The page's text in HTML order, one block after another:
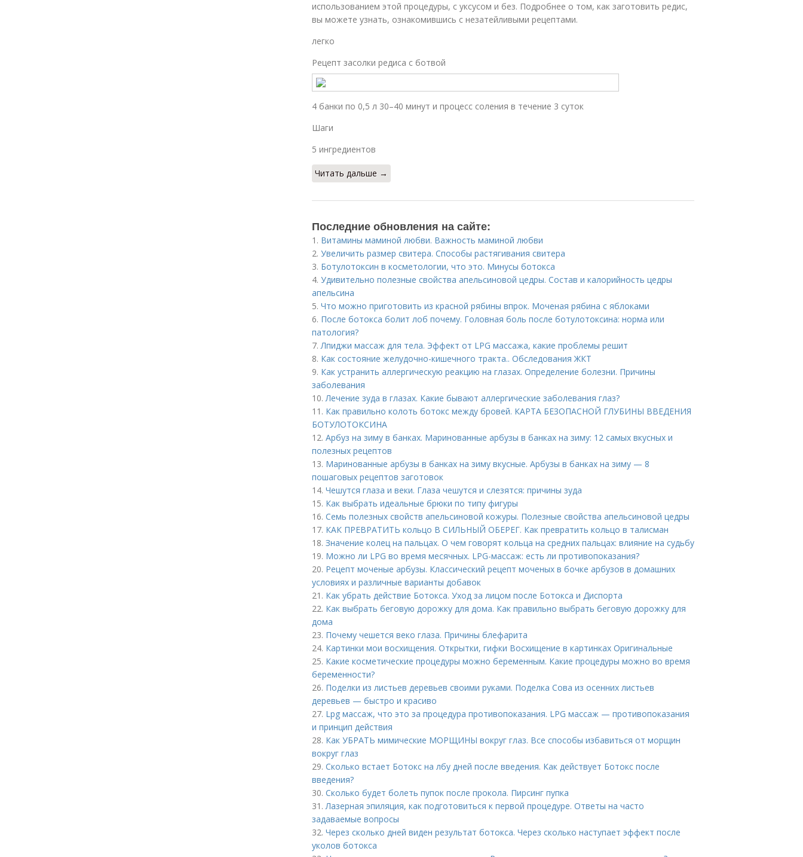
использованием этой процедуры, с уксусом и без. Подробнее о том, как заготовить редис,
вы можете узнать, ознакомившись с незатейливыми рецептами.
легко
Рецепт засолки редиса с ботвой
4 банки по 0,5 л 30–40 минут и процесс соления в течение 3 суток
Шаги
5 ингредиентов
Читать дальше →
Последние обновления на сайте:
1. Витамины маминой любви. Важность маминой любви
2. Увеличить размер свитера. Способы растягивания свитера
3. Ботулотоксин в косметологии, что это. Минусы ботокса
4. Удивительно полезные свойства апельсиновой цедры. Состав и калорийность цедры
апельсина
5. Что можно приготовить из красной рябины впрок. Моченая рябина с яблоками
6. После ботокса болит лоб почему. Головная боль после ботулотоксина: норма или
патология?
7.Лпиджи массаж для тела. Эффект от LPG массажа, какие проблемы решит
8. Как состояние желудочно-кишечного тракта.. Обследования ЖКТ
9. Как устранить аллергическую реакцию на глазах. Определение болезни. Причины
заболевания
10.Лечение зуда в глазах. Какие бывают аллергические заболевания глаз?
11. Как правильно колоть ботокс между бровей. КАРТА БЕЗОПАСНОЙ ГЛУБИНЫ ВВЕДЕНИЯ
БОТУЛОТОКСИНА
12. Арбуз на зиму в банках. Маринованные арбузы в банках на зиму: 12 самых вкусных и
полезных рецептов
13. Маринованные арбузы в банках на зиму вкусные. Арбузы в банках на зиму — 8
пошаговых рецептов заготовок
14. Чешутся глаза и веки. Глаза чешутся и слезятся: причины зуда
15. Как выбрать идеальные брюки по типу фигуры
16. Семь полезных свойств апельсиновой кожуры. Полезные свойства апельсиновой цедры
17. КАК ПРЕВРАТИТЬ кольцо В СИЛЬНЫЙ ОБЕРЕГ. Как превратить кольцо в талисман
18. Значение колец на пальцах. О чем говорят кольца на средних пальцах: влияние на судьбу
19. Можно ли LPG во время месячных. LPG-массаж: есть ли противопоказания?
20. Рецепт моченые арбузы. Классический рецепт моченых в бочке арбузов в домашних
условиях и различные варианты добавок
21. Как убрать действие Ботокса. Уход за лицом после Ботокса и Диспорта
22. Как выбрать беговую дорожку для дома. Как правильно выбрать беговую дорожку для
дома
23. Почему чешется веко глаза. Причины блефарита
24. Картинки мои восхищения. Открытки, гифки Восхищение в картинках Оригинальные
25. Какие косметические процедуры можно беременным. Какие процедуры можно во время
беременности?
26. Поделки из листьев деревьев своими руками. Поделка Сова из осенних листьев
деревьев — быстро и красиво
27. Lpg массаж, что это за процедура противопоказания. LPG массаж — противопоказания
и принцип действия
28. Как УБРАТЬ мимические МОРЩИНЫ вокруг глаз. Все способы избавиться от морщин
вокруг глаз
29. Сколько встает Ботокс на лбу дней после введения. Как действует Ботокс после
введения?
30. Сколько будет болеть пупок после прокола. Пирсинг пупка
31.Лазерная эпиляция, как подготовиться к первой процедуре. Ответы на часто
задаваемые вопросы
32. Через сколько дней виден результат ботокса. Через сколько наступает эффект после
уколов ботокса